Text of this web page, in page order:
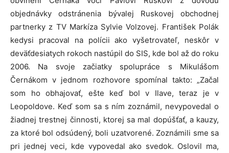
objednávky odstránenia bývalej Ruskovej obchodnej
partnerky z TV Markíza Sylvie Volzovej. František Polák
kedysi pracoval na polícii ako vyšetrovateľ, neskôr v
deväťdesiatych rokoch nastúpil do SIS, kde bol až do roku
2006. Na svoje začiatky spolupráce s Mikulášom
Černákom v jednom rozhovore spomínal takto: „Začal
som ho obhajovať, ešte keď bol v Ilave, teraz je v
Leopoldove. Keď som sa s ním zoznámil, nevypovedal o
žiadnej trestnej činnosti, ktorej sa mal dopúšťať, a kauzy,
za ktoré bol odsúdený, boli uzatvorené. Zoznámili sme sa
pri jednej veci, kde vypovedal ako svedok. Oslovil ma,